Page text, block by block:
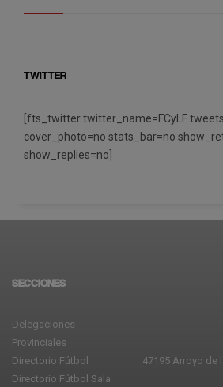
TWITTER
[fts_twitter twitter_name=FCyLF
cover_photo=no stats_bar=no
show_replies=no]
SECCIONES
Delegaciones
Provinciales
Directorio Fútbol
Directorio Fútbol Sala
47195 Arroyo de